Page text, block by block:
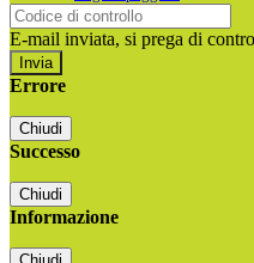
E-mail inviata, si prega di
Errore
Chiudi
Successo
Chiudi
Informazione